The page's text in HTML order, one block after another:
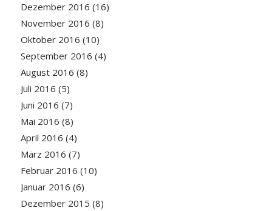
Dezember 2016 (16)
November 2016 (8)
Oktober 2016 (10)
September 2016 (4)
August 2016 (8)
Juli 2016 (5)
Juni 2016 (7)
Mai 2016 (8)
April 2016 (4)
März 2016 (7)
Februar 2016 (10)
Januar 2016 (6)
Dezember 2015 (8)